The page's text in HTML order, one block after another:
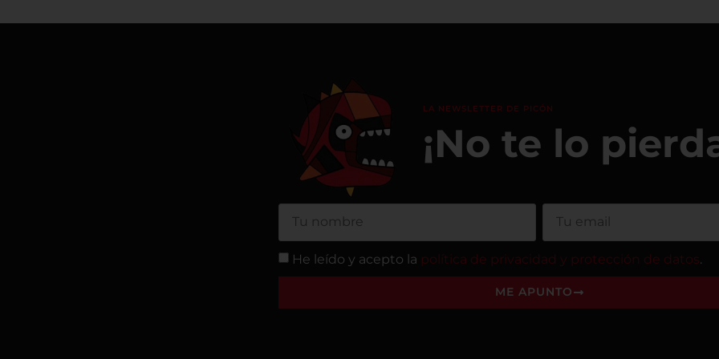
LA NEWSLETTER DE PICÓN
¡No te lo
He leído y acepto la política de privacidad y protección de datos.
ME APUNTO